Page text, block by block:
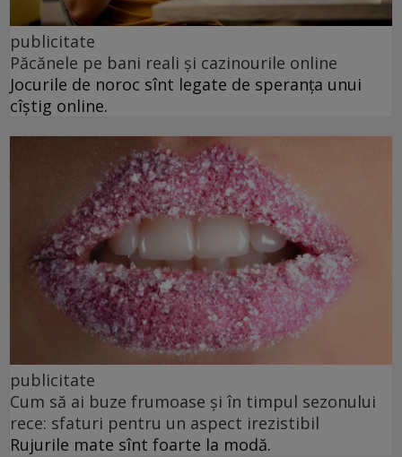
publicitate
Păcănele pe bani reali și cazinourile online
Jocurile de noroc sînt legate de speranța unui
cîștig online.
publicitate
Cum să ai buze frumoase şi în timpul sezonului
rece: sfaturi pentru un aspect irezistibil
Rujurile mate sînt foarte la modă.